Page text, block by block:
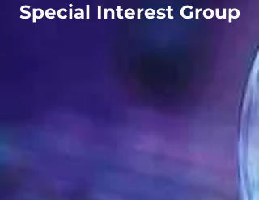
Special Interest Group